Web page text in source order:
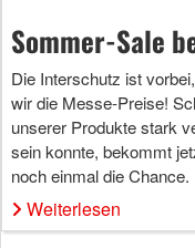
Sommer-Sale
Die Interschutz ist
wir die Messe-Preise!
unserer Produkte stark
sein konnte, bekommt
noch einmal die Chance.
Weiterlesen